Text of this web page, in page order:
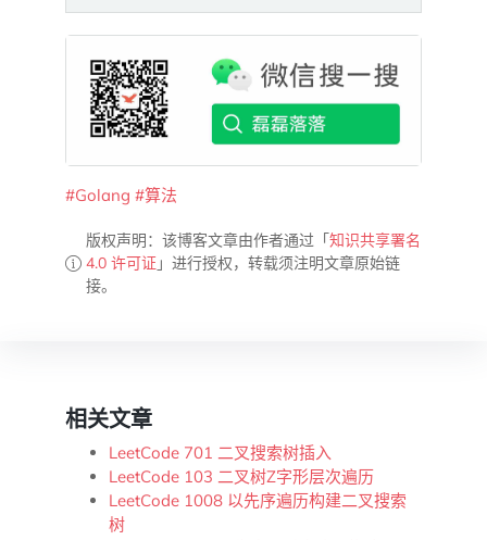
#Golang #算法
版权声明：该博客文章由作者通过「知识共享署名
4.0 许可证 」进行授权，转载须注明文章原始链
接。
相关文章
LeetCode 701 二叉搜索树插入
LeetCode 103 二叉树Z字形层次遍历
LeetCode 1008 以先序遍历构建二叉搜索
树